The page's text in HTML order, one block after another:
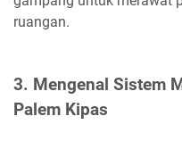
ruangan.
3. Mengenal Sistem
Palem Kipas